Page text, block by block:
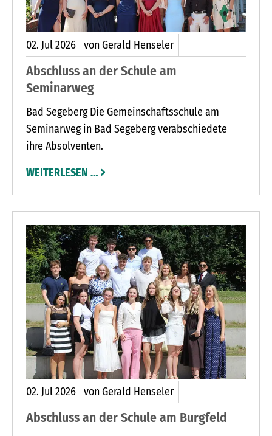
02. Jul2026 von Gerald Henseler
Abschluss an der Schule am
Seminarweg
Bad Segeberg Die Gemeinschaftsschule am
Seminarweg in Bad Segeberg verabschiedete
ihre Absolventen.
WEITERLESEN …
02. Jul2026 von Gerald Henseler
Abschluss an der Schule am Burgfeld